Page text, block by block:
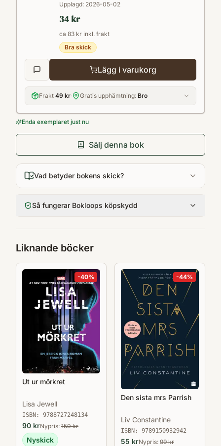
Upplagd: 2026-05-02
34 kr
ca 83 kr inkl. frakt
Bra skick
Lägg i varukorg
Frakt 49 kr· Gratis upphämtning: Bro
Enda exemplaret just nu
Sälj denna bok
Vad betyder bokens skick?
Så fungerar Bokloops köpskydd
Liknande böcker
-40%
Ut ur mörkret
Lisa Jewell
ISBN: 9788727248134
90 krNypris: 150kr
Nyskick
-44%
Den sista mrs Parrish
Liv Constantine
ISBN: 9789150932942
55 krNypris: 99kr